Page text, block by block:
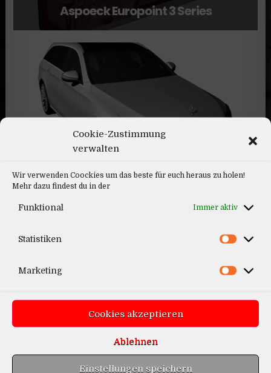
Cookie-Zustimmung
verwalten
Wir verwenden Coockies um das beste für euch heraus zu holen!
Mehr dazu findest du in der
Funktional Immer aktiv
Statistiken
Marketing
Cookies akzeptieren
Ablehnen
Einstellungen speichern
Aspoeck Europoint 3 Series
Mercedes E-Estate 2020